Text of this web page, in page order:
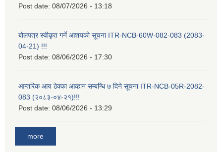
Post date: 08/07/2026 - 13:18
बोलपत्र स्वीकृत गर्ने आशयको सूचना ITR-NCB-60W-082-083 (2083-
04-21) !!!
Post date: 08/06/2026 - 17:30
आन्तरिक आय ठेक्का आव्हान सम्बन्धि ७ दिने सूचना ITR-NCB-05R-2082-
083 (२०८३-०४-२१)!!!
Post date: 08/06/2026 - 13:29
more